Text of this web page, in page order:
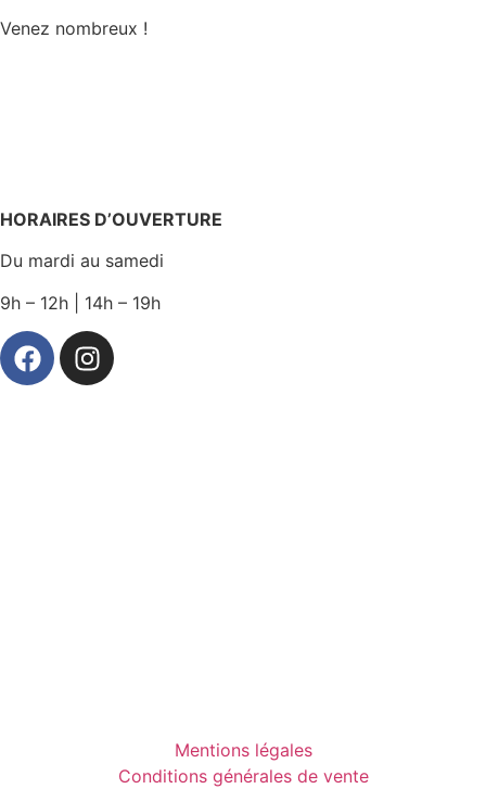
Venez nombreux !
HORAIRES D’OUVERTURE
Du mardi au samedi
9h – 12h | 14h – 19h
Mentions légales
Conditions générales de vente